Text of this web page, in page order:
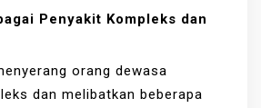
Penyakit Kompleks dan
orang dewasa
dan melibatkan beberapa